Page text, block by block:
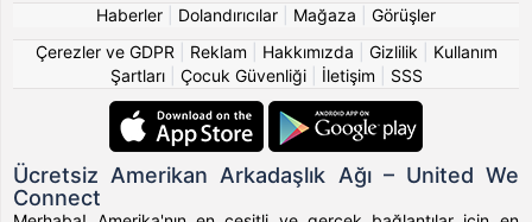
Haberler Dolandırıcılar Mağaza
Görüşler
Çerezler ve GDPR
Reklam Hakkımızda Gizlilik
Kullanım
Şartları| Çocuk Güvenliği| İletişim SSS
Ücretsiz Amerikan Arkadaşlık Ağı – United We
Connect